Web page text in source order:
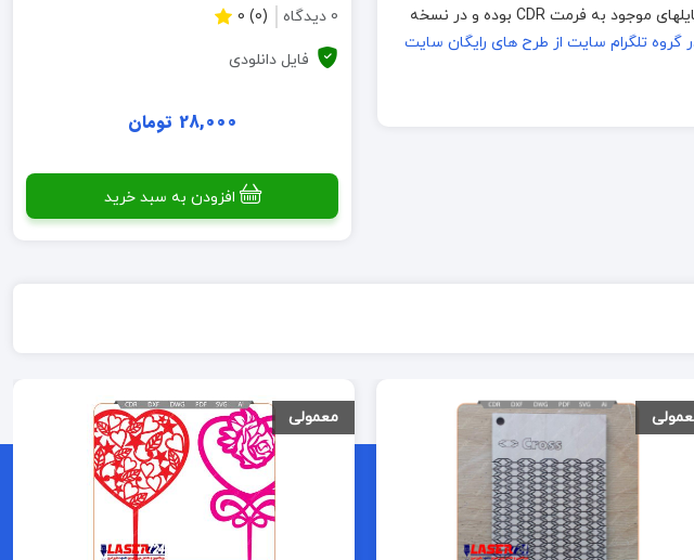
متریال ها و دستگاههای برش و برای اطمینان از صحیح بودن طرح لطفا قبل از تولید انبوه، نمونه اولیه ساخته شود. فایلهای موجود به فرمت CDR بوده و در نسخه
تلگرام سایت از طرح های رایگان سایت
0 دیدگاه (0) 0
فایل دانلودی
28,000 تومان
افزودن به سبد خرید
معمولی